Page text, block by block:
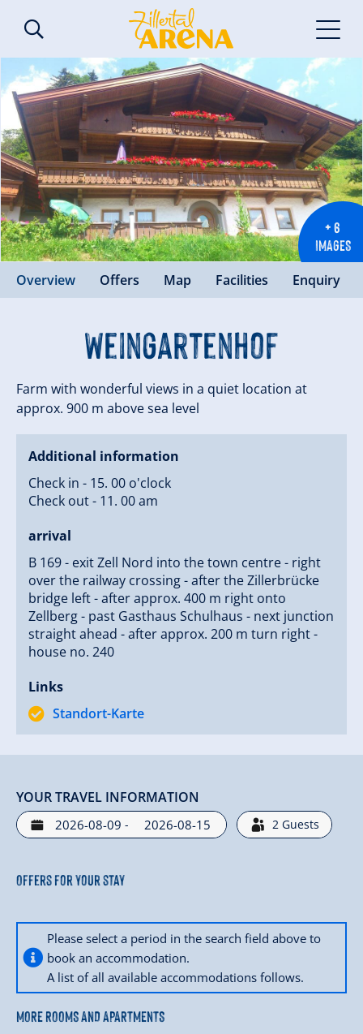
+ 6
IMAGES
Overview Offers Map Facilities Enquiry
Weingartenhof
Farm with wonderful views in a quiet location at
approx. 900 m above sea level
Additional information
Check in - 15. 00 o'clock
Check out - 11. 00 am
arrival
B 169 - exit Zell Nord into the town centre - right
over the railway crossing - after the Zillerbrücke
bridge left - after approx. 400 m right onto
Zellberg - past Gasthaus Schulhaus - next junction
straight ahead - after approx. 200 m turn right -
house no. 240
Links
Standort-Karte
YOUR TRAVEL INFORMATION
- 2 Guests
Offers for your stay
Please select a period in the search field above to
book an accommodation.
A list of all available accommodations follows.
MORE ROOMS AND APARTMENTS